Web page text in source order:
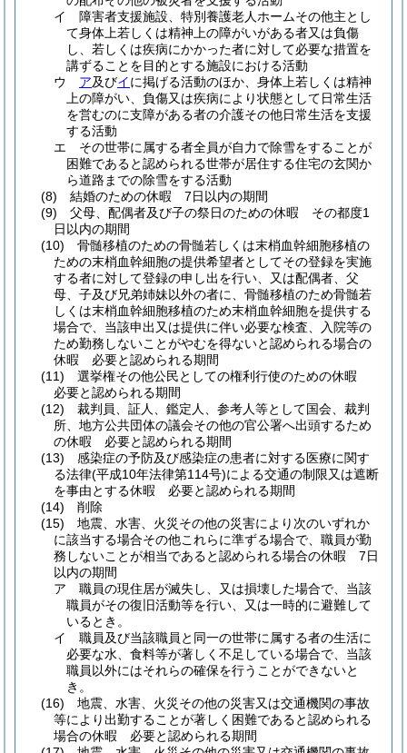
イ
障害者支援施設、特別養護老人ホームその他主とし
て身体上若しくは精神上の障がいがある者又は負傷
し、若しくは疾病にかかった者に対して必要な措置を
講ずることを目的とする施設における活動
ウ
ア及びイに掲げる活動のほか、身体上若しくは精神
上の障がい、負傷又は疾病により状態として日常生活
を営むのに支障がある者の介護その他日常生活を支援
する活動
エ
その世帯に属する者全員が自力で除雪をすることが
困難であると認められる世帯が居住する住宅の玄関か
ら道路までの除雪をする活動
(8)
結婚のための休暇 7日以内の期間
(9)
父母、配偶者及び子の祭日のための休暇 その都度1
日以内の期間
(10)
骨髄移植のための骨髄若しくは末梢血幹細胞移植の
ための末梢血幹細胞の提供希望者としてその登録を実施
する者に対して登録の申し出を行い、又は配偶者、父
母、子及び兄弟姉妹以外の者に、骨髄移植のため骨髄若
しくは末梢血幹細胞移植のため末梢血幹細胞を提供する
場合で、当該申出又は提供に伴い必要な検査、入院等の
ため勤務しないことがやむを得ないと認められる場合の
休暇 必要と認められる期間
(11)
選挙権その他公民としての権利行使のための休暇
必要と認められる期間
(12)
裁判員、証人、鑑定人、参考人等として国会、裁判
所、地方公共団体の議会その他の官公署へ出頭するため
の休暇 必要と認められる期間
(13)
感染症の予防及び感染症の患者に対する医療に関す
る法律(平成10年法律第114号)による交通の制限又は遮断
を事由とする休暇 必要と認められる期間
(14)
削除
(15)
地震、水害、火災その他の災害により次のいずれか
に該当する場合その他これらに準ずる場合で、職員が勤
務しないことが相当であると認められる場合の休暇 7日
以内の期間
ア
職員の現住居が滅失し、又は損壊した場合で、当該
職員がその復旧活動等を行い、又は一時的に避難して
いるとき。
イ
職員及び当該職員と同一の世帯に属する者の生活に
必要な水、食料等が著しく不足している場合で、当該
職員以外にはそれらの確保を行うことができないと
き。
(16)
地震、水害、火災その他の災害又は交通機関の事故
等により出勤することが著しく困難であると認められる
場合の休暇 必要と認められる期間